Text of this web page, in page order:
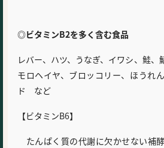
◎ビタミンB2を多く含む食品
レバー、ハツ、うなぎ、イワシ、鮭、
モロヘイヤ、ブロッコリー、ほうれ
ド など
【ビタミンB6】
たんぱく質の代謝に欠かせない補